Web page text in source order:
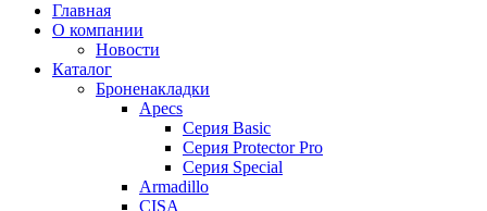
Главная
О компании
Новости
Каталог
Броненакладки
Apecs
Серия Basic
Серия Protector Pro
Серия Special
Armadillo
CISA